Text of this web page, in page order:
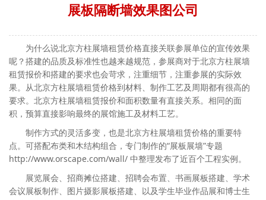
展板隔断墙效果图公司
为什么说北京方柱展墙租赁价格直接关联参展单位的宣传效果
呢？搭建的品质及标准性也越来越规范，参展商对于北京方柱展墙
租赁报价和搭建的要求也会苛求，注重细节，注重参展的实际效
果。从北京方柱展墙租赁价格到材料、制作工艺及周期都有很高的
要求。北京方柱展墙租赁报价和面积数量有直接关系。相同的面
积，预算直接影响最终的展馆施工及材料工艺。
制作方式的灵活多变，也是北京方柱展墙租赁价格的重要特
点。可搭配布类和木结构组合，专门制作的“展板展墙”专题
http://www.orscape.com/wall/ 中整理发布了近百个工程实例。
展览展会、招商摊位搭建、招聘会布置、书画展板搭建、学术
会议展板制作、图片摄影展板搭建、以及学生毕业作品展和博士生